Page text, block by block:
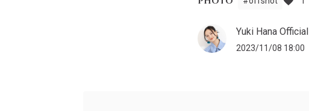
Yuki Hana Official
2023/11/08 18:00